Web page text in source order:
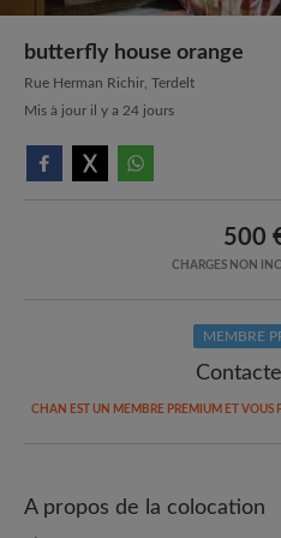
butterfly house orange
Rue Herman Richir, Terdelt
Mis à jour il y a 24 jours
500
CHARGES NON
MEMBRE
CHAN EST UN MEMBRE PREMIUM ET VOUS
A propos de la colocation